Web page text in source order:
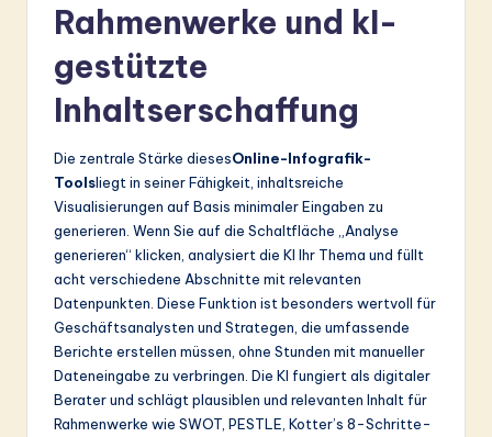
Rahmenwerke und kI-
gestützte
Inhaltserschaffung
Die zentrale Stärke diesesOnline-Infografik-
Toolsliegt in seiner Fähigkeit, inhaltsreiche
Visualisierungen auf Basis minimaler Eingaben zu
generieren. Wenn Sie auf die Schaltfläche „Analyse
generieren“ klicken, analysiert die KI Ihr Thema und füllt
acht verschiedene Abschnitte mit relevanten
Datenpunkten. Diese Funktion ist besonders wertvoll für
Geschäftsanalysten und Strategen, die umfassende
Berichte erstellen müssen, ohne Stunden mit manueller
Dateneingabe zu verbringen. Die KI fungiert als digitaler
Berater und schlägt plausiblen und relevanten Inhalt für
Rahmenwerke wie SWOT, PESTLE, Kotter’s 8-Schritte-